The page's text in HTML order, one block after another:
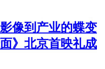
像到产业的蝶变
》北京首映礼成